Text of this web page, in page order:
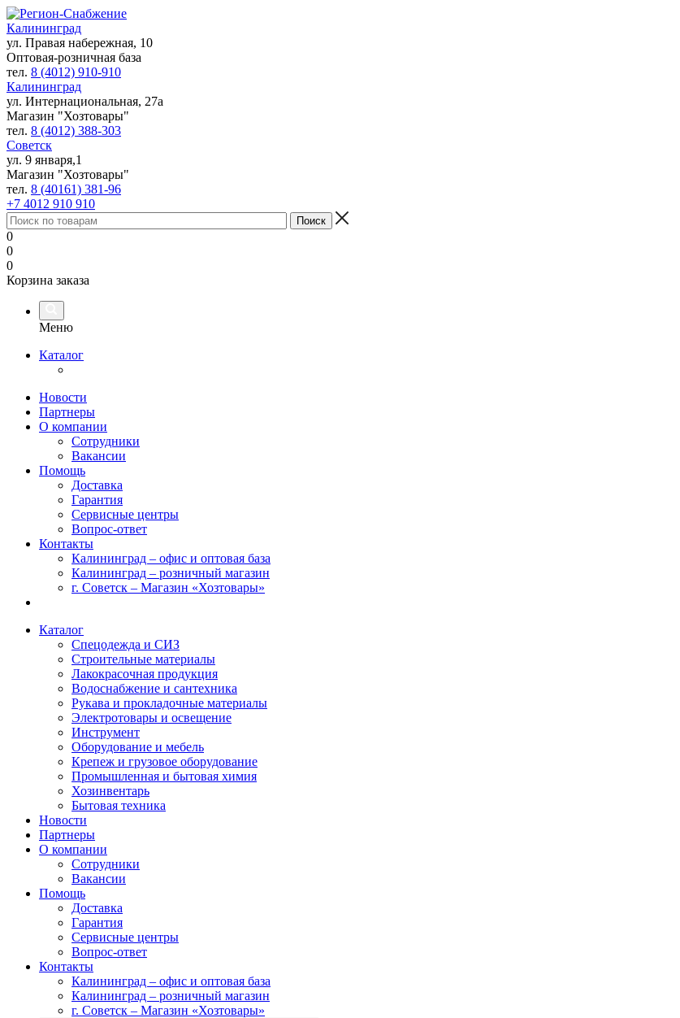
Калининград
ул. Правая набережная, 10
Оптовая-розничная база
тел. 8 (4012) 910-910
Калининград
ул. Интернациональная, 27а
Магазин "Хозтовары"
тел. 8 (4012) 388-303
Советск
ул. 9 января,1
Магазин "Хозтовары"
тел. 8 (40161) 381-96
+7 4012 910 910
0
0
0
Корзина заказа
Меню
Каталог
Новости
Партнеры
О компании
Сотрудники
Вакансии
Помощь
Доставка
Гарантия
Сервисные центры
Вопрос-ответ
Контакты
Калининград – офис и оптовая база
Калининград – розничный магазин
г. Советск – Магазин «Хозтовары»
Каталог
Спецодежда и СИЗ
Строительные материалы
Лакокрасочная продукция
Водоснабжение и сантехника
Рукава и прокладочные материалы
Электротовары и освещение
Инструмент
Оборудование и мебель
Крепеж и грузовое оборудование
Промышленная и бытовая химия
Хозинвентарь
Бытовая техника
Новости
Партнеры
О компании
Сотрудники
Вакансии
Помощь
Доставка
Гарантия
Сервисные центры
Вопрос-ответ
Контакты
Калининград – офис и оптовая база
Калининград – розничный магазин
г. Советск – Магазин «Хозтовары»